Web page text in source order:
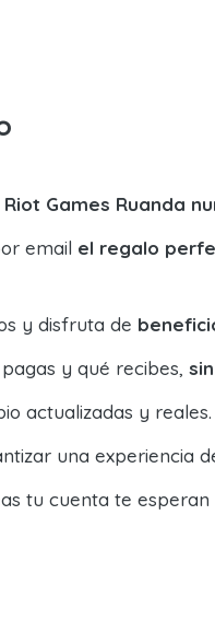
Games Ruanda
email el regalo
y disfruta de
y qué recibes,
actualizadas y reales.
una experiencia
tu cuenta te esperan